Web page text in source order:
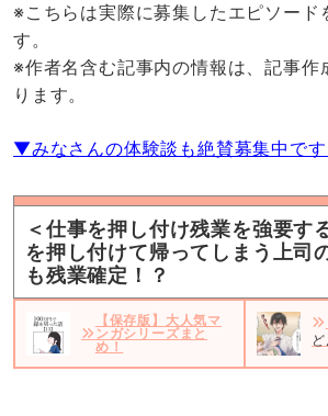
※こちらは実際に募集したエピソード
す。
※作者名含む記事内の情報は、記事作
ります。
▼みなさんの体験談も絶賛募集中で
＜仕事を押し付け残業を強要す
を押し付けて帰ってしまう上司
も残業確定！？
【保存版】大人気マ
ンガシリーズまと
め！